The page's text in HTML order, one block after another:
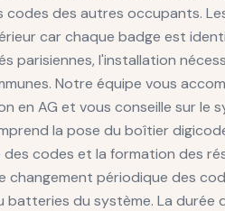
codes des autres occupants.
car chaque badge est
parisiennes, l'installation
Notre équipe vous
en AG et vous conseille sur
la pose du boîtier
codes et la formation des
changement périodique des
batteries du système. La